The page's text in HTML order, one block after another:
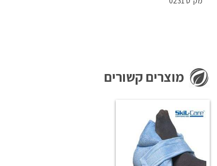
מוצרים קשורים